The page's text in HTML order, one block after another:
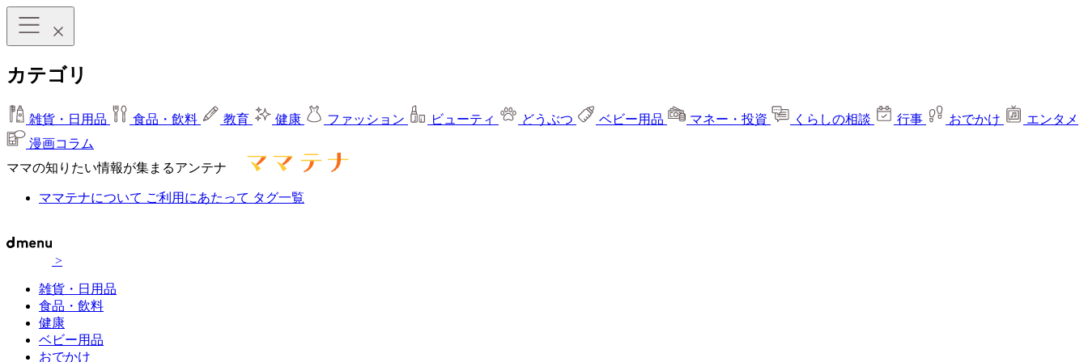
カテゴリ
雑貨・日用品 食品・飲料 教育 健康 ファッション ビューティ どうぶつ ベビー用品 マネー・投資 くらしの相談 行事 おでかけ
エンタメ
漫画コラム
ママの知りたい情報が集まるアンテナ
ママテナについて ご利用にあたって タグ一覧
>
雑貨・日用品
食品・飲料
健康
ベビー用品
おでかけ